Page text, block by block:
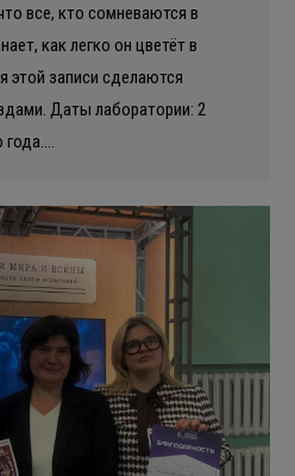
все, кто сомневаются в
как легко он цветёт в
этой записи сделаются
Даты лаборатории: 2